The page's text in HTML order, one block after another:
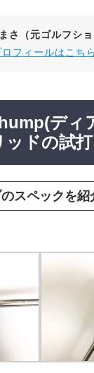
まさ（元ゴルフシ
フィールはこちら
ディ
ッドの試
スペックを紹